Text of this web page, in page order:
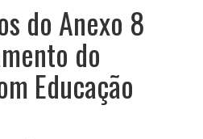
do Anexo 8
do
Educação